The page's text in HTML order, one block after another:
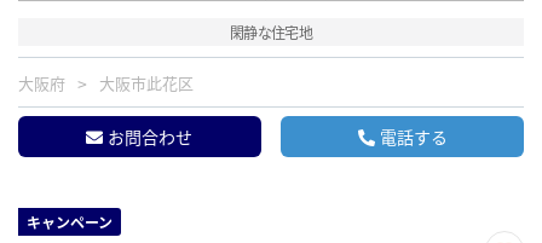
閑静な住宅地
大阪府 大阪市此花区
お問合わせ 電話する
キャンペーン